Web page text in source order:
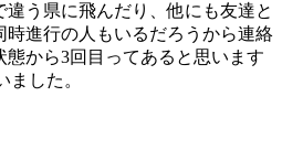
う県に飛んだり、他にも友達と
進行の人もいるだろうから連絡
から3回目ってあると思います
ました。